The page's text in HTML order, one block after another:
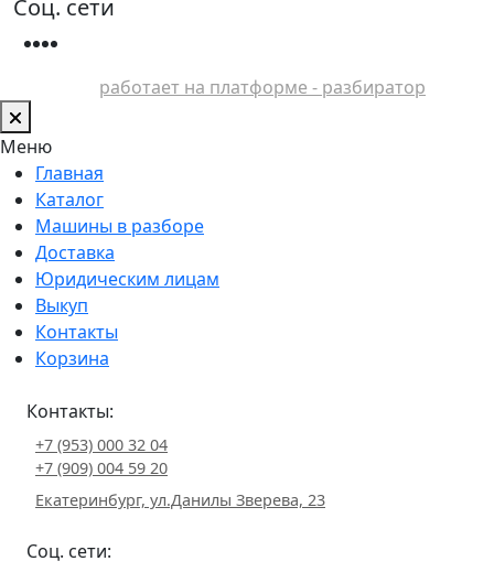
Соц. сети
работает на платформе - разбиратор
Меню
Главная
Каталог
Машины в разборе
Доставка
Юридическим лицам
Выкуп
Контакты
Корзина
Контакты:
+7 (953) 000 32 04
+7 (909) 004 59 20
Екатеринбург, ул.Данилы Зверева, 23
Соц. сети: